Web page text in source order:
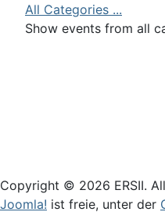
All Categories ...
Show events from all
Copyright © 2026 ERSII.
Joomla! ist freie, unter der